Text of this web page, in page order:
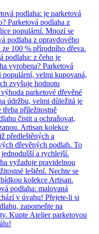
podlaha: je parketová
Parketová podlaha z
populární. Mnozí se
podlaha z opravdového
100 % přírodního dřeva.
podlaha: z čeho je
vyrobena? Parketová
populární, velmi kupovaná,
zvyšuje hodnotu
parketové dřevěné
údržbu, velmi důležitá je
příležitostně
čistit a ochraňovat,
Artisan kolekce
předleštěných a
dřevěných podlah. To
a rychlejší.
vyžaduje pravidelnou
leštění. Nechte se
kolekce Artisan.
podlaha: malovaná
v úvahu! Přejete-li si
zapomeňte na
Kupte Atelier parketovou